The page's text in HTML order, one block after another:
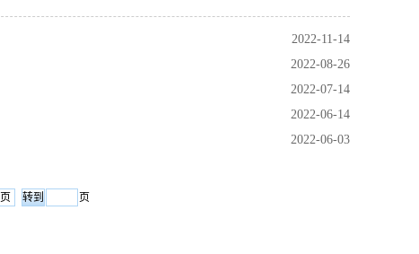
2022-11-14
2022-08-26
2022-07-14
2022-06-14
2022-06-03
页